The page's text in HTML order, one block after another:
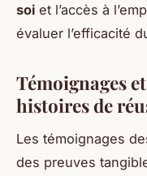
soi et l’accès à
évaluer l’efficacité
Témoignages
histoires de
Les témoignages
des preuves